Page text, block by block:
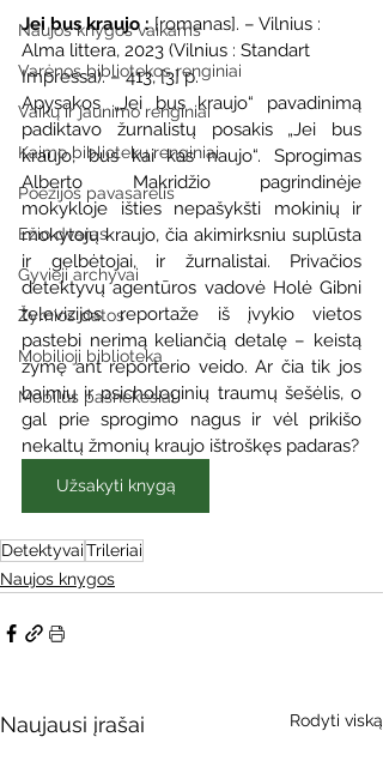
Naujos knygos vaikams
Varėnos bibliotekos renginiai
Vaikų ir jaunimo renginiai
Kaimo bibliotekų renginiai
Poezijos pavasarėlis
Ežio dvaras
Gyvieji archyvai
Žymios datos
Mobilioji biblioteka
Mobilūs pašnekesiai
Jei bus kraujo : [romanas]. – Vilnius :
Alma littera, 2023 (Vilnius : Standart
Impressa). – 413, [3] p.
Apysakos „Jei bus kraujo“
pavadinimą
padiktavo žurnalistų posakis „Jei bus
kraujo, bus kai kas naujo“. Sprogimas
Alberto Makridžio pagrindinėje
mokykloje išties nepašykšti mokinių ir
mokytojų kraujo, čia akimirksniu suplūsta
ir gelbėtojai, ir žurnalistai. Privačios
detektyvų agentūros vadovė Holė Gibni
televizijos reportaže iš įvykio vietos
pastebi nerimą keliančią detalę – keistą
žymę ant reporterio veido. Ar čia tik jos
baimių ir psichologinių traumų šešėlis, o
gal prie sprogimo nagus ir vėl prikišo
nekaltų žmonių kraujo ištroškęs padaras?
Užsakyti knygą
DetektyvaiTrileriai
Naujos knygos
Naujausi įrašai Rodyti viską